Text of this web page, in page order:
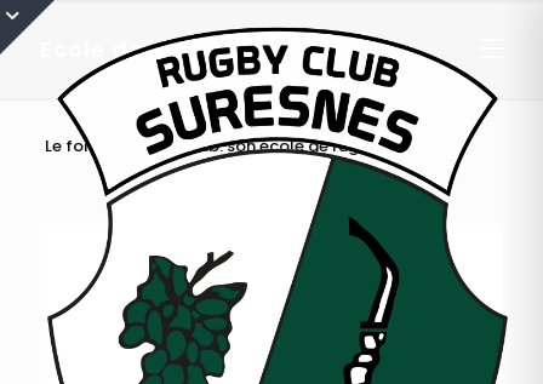
Ecole de Rugby
Le fondement du club: son école de rugby